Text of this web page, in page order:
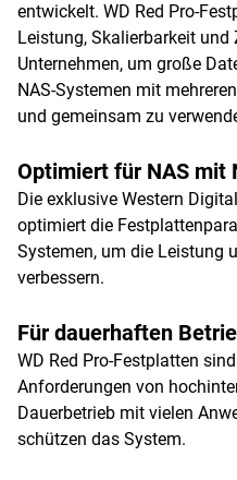
entwickelt. WD Red Pro-
Leistung, Skalierbarkeit
Unternehmen, um große
NAS-Systemen mit
und gemeinsam zu
Optimiert für NAS mit
Die exklusive Western
optimiert die
Systemen, um die Leistung
verbessern.
Für dauerhaften
WD Red Pro-Festplatten
Anforderungen von
Dauerbetrieb mit vielen
schützen das System.